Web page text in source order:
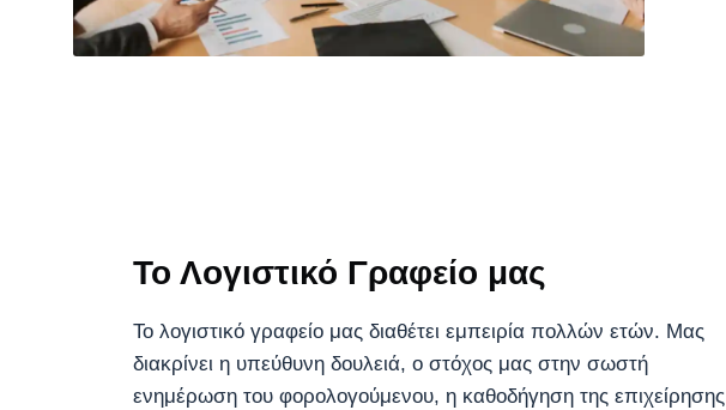
Το Λογιστικό Γραφείο μας
Το λογιστικό γραφείο μας διαθέτει εμπειρία πολλών ετών. Μας
διακρίνει η υπεύθυνη δουλειά, ο στόχος μας στην σωστή
ενημέρωση του φορολογούμενου, η καθοδήγηση της επιχείρησης